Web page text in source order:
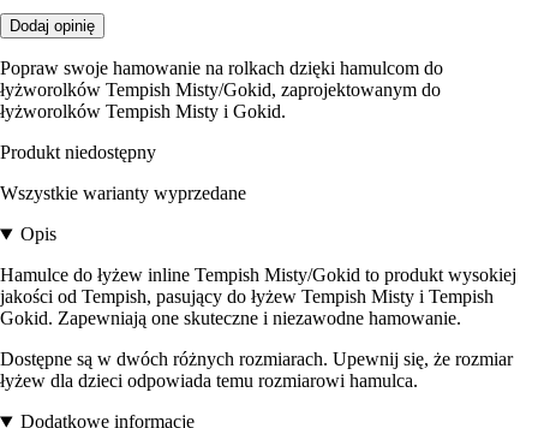
Dodaj opinię
Popraw swoje hamowanie na rolkach dzięki hamulcom do
łyżworolków Tempish Misty/Gokid, zaprojektowanym do
łyżworolków Tempish Misty i Gokid.
Produkt niedostępny
Wszystkie warianty wyprzedane
Opis
Hamulce do łyżew inline Tempish Misty/Gokid to produkt wysokiej
jakości od Tempish, pasujący do łyżew Tempish Misty i Tempish
Gokid. Zapewniają one skuteczne i niezawodne hamowanie.
Dostępne są w dwóch różnych rozmiarach. Upewnij się, że rozmiar
łyżew dla dzieci odpowiada temu rozmiarowi hamulca.
Dodatkowe informacje